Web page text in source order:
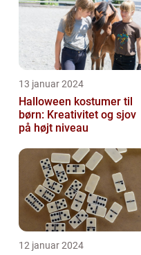
13 januar 2024
Halloween kostumer til
børn: Kreativitet og sjov
på højt niveau
12 januar 2024